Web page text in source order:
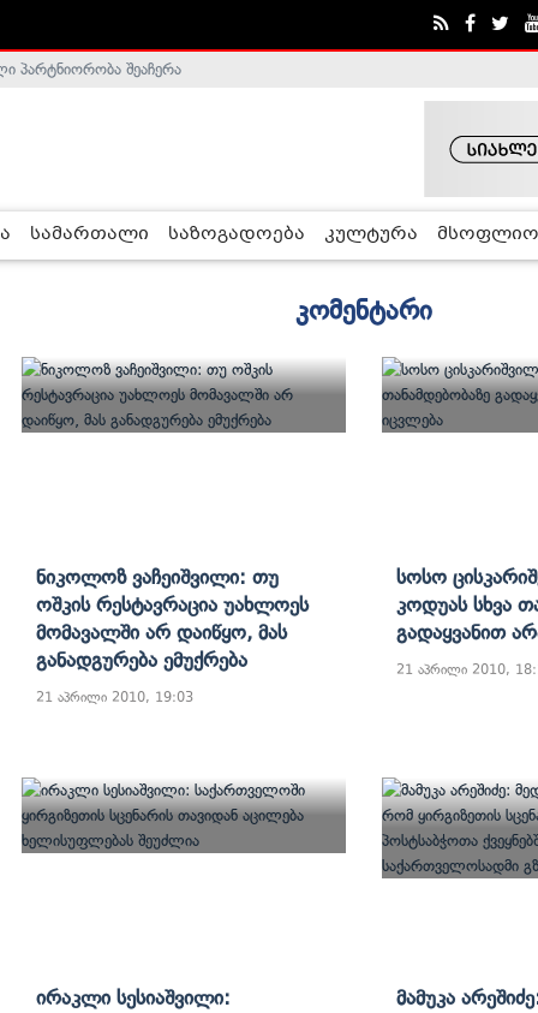
პარტნიორობა შეაჩერა
სამართალი საზოგადოება კულტურა მსოფლიო
კომენტარი
Ნიკოლოზ Ვაჩეიშვილი: Თუ
Ოშკის Რესტავრაცია Უახლოეს
Მომავალში Არ Დაიწყო, Მას
Განადგურება Ემუქრება
21 აპრილი 2010, 19:03
Სოსო
Კოდუას Სხვა
Გადაყვანით
21 აპრილი 2010,
Ირაკლი Სესიაშვილი:
Მამუკა